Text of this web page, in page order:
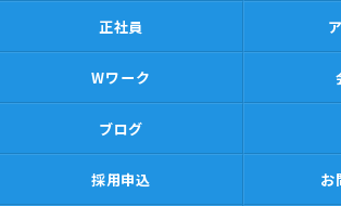
正社員
Wワーク
ブログ
採用申込 お